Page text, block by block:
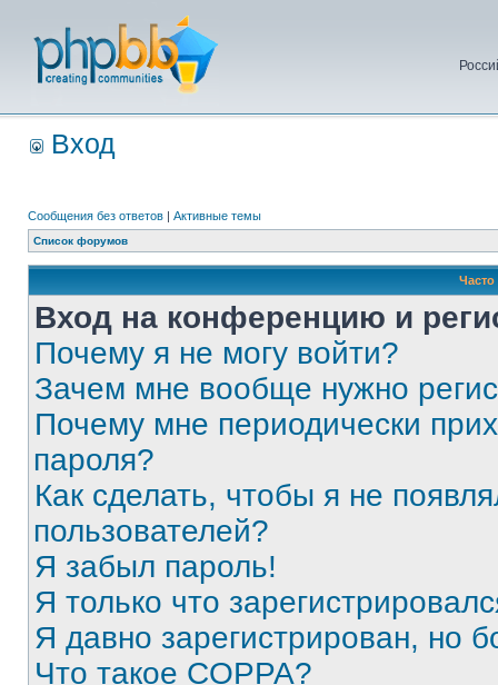
Вход
Сообщения без ответов | Активные темы
Список форумов
Вход на конференцию и
Почему я не могу войти?
Зачем мне вообще нужно
Почему мне периодически
пароля?
Как сделать, чтобы я не
пользователей?
Я забыл пароль!
Я только что
Я давно зарегистрирован, но
Что такое COPPA?